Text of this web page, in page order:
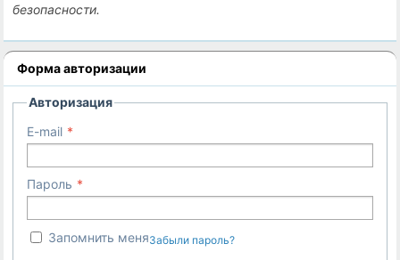
безопасности.
Форма авторизации
Авторизация
E-mail
Пароль
Запомнить меняЗабыли пароль?